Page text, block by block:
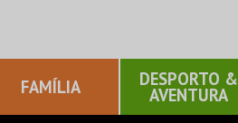
FAMÍLIA DESPORTO &
AVENTURA